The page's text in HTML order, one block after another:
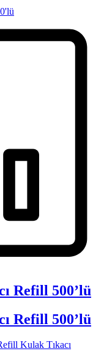
Refill 500’lü
Refill 500’lü